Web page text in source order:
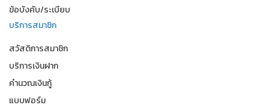
ข้อบังคับ/ระเบียบ
บริการสมาชิก
สวัสดิการสมาชิก
บริการเงินฝาก
คำนวณเงินกู้
แบบฟอร์ม